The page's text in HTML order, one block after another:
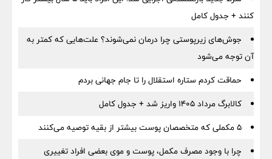
کنند + جدول کامل
جوش‌های زیرپوستی چرا درمان نمی‌شوند؟ علت‌هایی که کمتر به
آن توجه می‌شود
حماقت کردم ستاره استقلال را تا جام جهانی بردم
کالابرگ مرداد ۱۴۰۵ واریز شد + جدول کامل
۵ مکملی که متخصصان پوست بیشتر از بقیه توصیه می‌کنند
چرا با وجود مصرف مکمل، پوست و موی بعضی افراد تغییری